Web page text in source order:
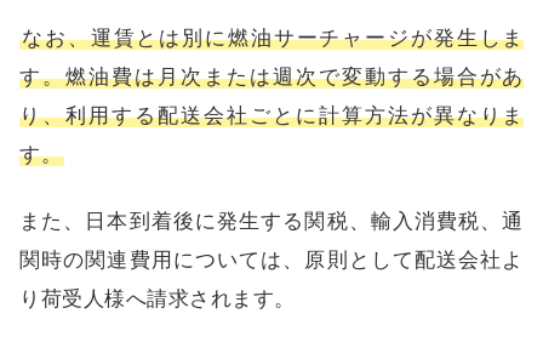
なお、運賃とは別に燃油サーチャージが発生しま
す。燃油費は月次または週次で変動する場合があ
り、利用する配送会社ごとに計算方法が異なりま
す。
また、日本到着後に発生する関税、輸入消費税、通
関時の関連費用については、原則として配送会社よ
り荷受人様へ請求されます。